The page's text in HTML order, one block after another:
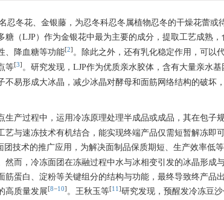
忍冬花、金银藤，为忍冬科忍冬属植物忍冬的干燥花蕾
糖（LJP）作为金银花中最为主要的成分，提取工艺成熟
、降血糖等功能[2] 。除此之外，还有乳化稳定作用，可以
等[3] 。研究发现，LJP作为优质亲水胶体，含有大量亲水
不易形成大冰晶，减少冰晶对酵母和面筋网络结构的破坏
生产过程中，运用冷冻原理处理半成品或成品，其在包子
艺与速冻技术有机结合，能实现终端产品仅需短暂解冻即
团技术的推广应用，为解决面制品保质期短、生产效率低
然而，冷冻面团在冻融过程中水与冰相变引发的冰晶形成
筋蛋白、淀粉等关键组分的结构与功能，最终导致终产品
高质量发展[8−10] 。王秋玉等[11 ]研究发现，预醒发冷冻豆